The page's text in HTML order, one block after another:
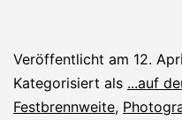
Veröffentlicht am 12.
Kategorisiert als ...auf
Festbrennweite,